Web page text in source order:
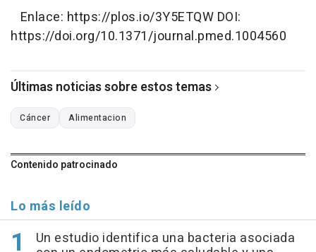
Enlace: https://plos.io/3Y5ETQW DOI:
https://doi.org/10.1371/journal.pmed.1004560
Últimas noticias sobre estos temas
Cáncer Alimentacion
Contenido patrocinado
Lo más leído
Un estudio identifica una bacteria asociada